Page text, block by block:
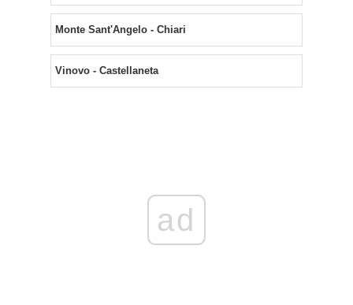
Monte Sant'Angelo - Chiari
Vinovo - Castellaneta
ad